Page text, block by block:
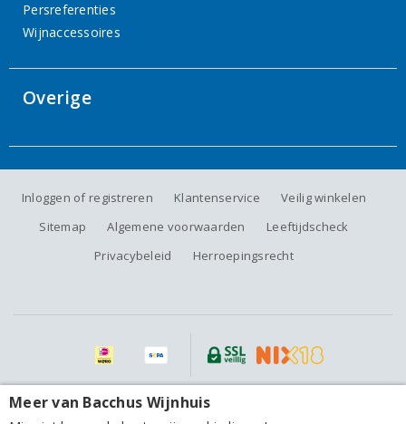
Bodegas Ponce Manchuela La Xara Garnacha 2025
Persreferenties
Wijnaccessoires
Overige
Inloggen of registreren Klantenservice
Veilig winkelen
Sitemap
Algemene voorwaarden
Leeftijdscheck
Privacybeleid
Herroepingsrecht
Alle prijzen zijn inclusief BTW, exclusief eventuele verzendkosten.
Meer van Bacchus Wijnhuis